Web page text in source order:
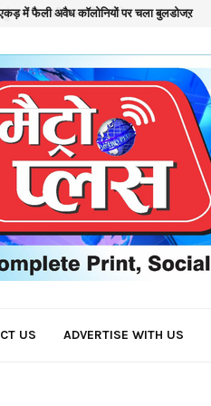
में फैली अवैध कॉलोनियों पर चला बुलडोजऱ
US ADVERTISE WITH US